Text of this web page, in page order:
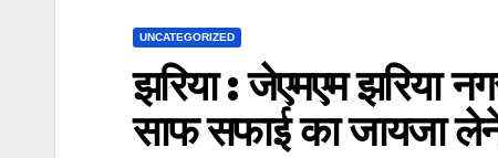
UNCATEGORIZED
झरिया : जेएमएम झरिया
साफ सफाई का जायजा